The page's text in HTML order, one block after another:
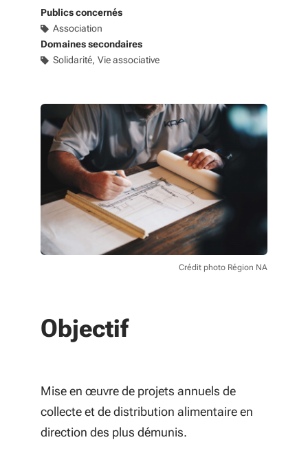
Publics concernés
Association
Domaines secondaires
Solidarité Vie associative
Crédit photo Région NA
Objectif
Mise en œuvre de projets annuels de
collecte et de distribution alimentaire en
direction des plus démunis.